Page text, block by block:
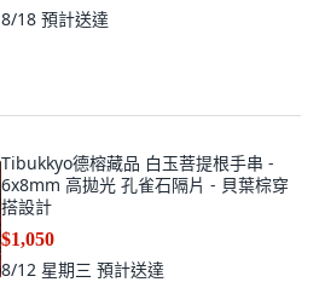
8/18 預計送達
Tibukkyo德榕藏品 白玉菩提根手串 -
6x8mm 高拋光 孔雀石隔片 - 貝葉棕穿
搭設計
$1,050
8/12 星期三 預計送達